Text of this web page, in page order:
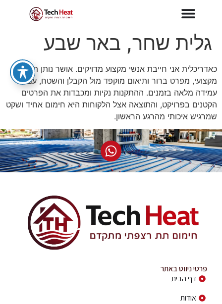
גלית שחר, באר שבע
כאדריכלית אני חייבת אנשי מקצוע מדויקים. אושר נותן תכנון
מקצועי, מפרט ברור ותיאום מוקפד מול הקבלן והשטח, עם
עמידה מלאה בזמנים. ההתקנות נקיות ומכבדות את הפרטים
הקטנים בפרויקט, והתוצאה אצל הלקוחות היא חימום אחיד ושקט
שמרגיש איכותי מהרגע הראשון.
פרטי ניווט באתר
דף הבית
אודות